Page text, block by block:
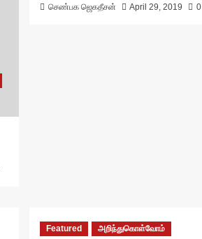
செண்பக ஜெகதீசன் April 29, 2019 0
Featured
அறிந்துகொள்வோம்